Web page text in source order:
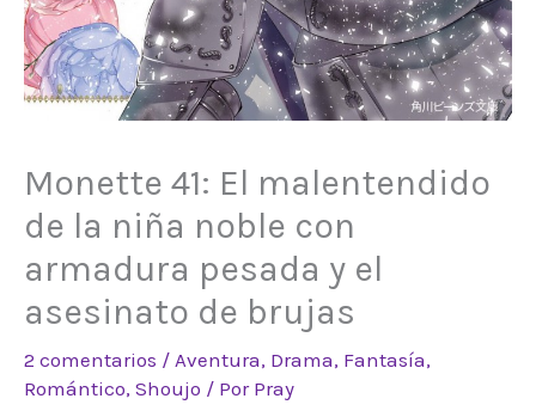
Monette 41: El malentendido
de la niña noble con
armadura pesada y el
asesinato de brujas
2 comentarios / Aventura, Drama, Fantasía,
Romántico, Shoujo / Por Pray